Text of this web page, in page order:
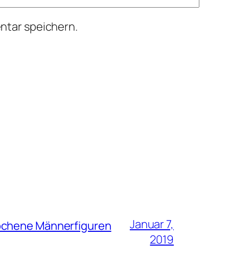
speichern.
Männerfiguren
Januar 7,
2019